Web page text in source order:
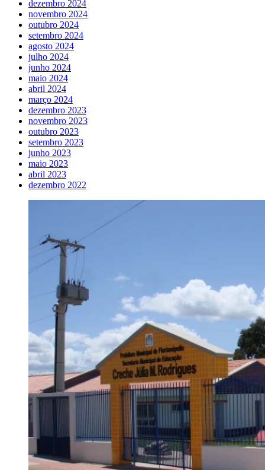
dezembro 2024
novembro 2024
outubro 2024
setembro 2024
agosto 2024
julho 2024
junho 2024
maio 2024
abril 2024
março 2024
dezembro 2023
novembro 2023
outubro 2023
setembro 2023
junho 2023
maio 2023
abril 2023
dezembro 2022